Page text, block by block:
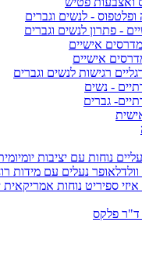
- לנשים וגברים
- פתרון לנשים וגברים
אישיים
אישיים
רגישות לנשים וגברים
- נשים
גברים